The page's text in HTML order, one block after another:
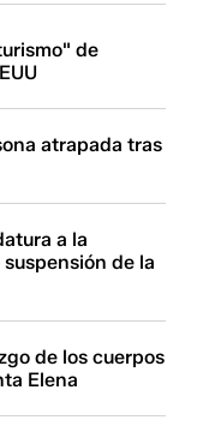
de
atrapada tras
a la
de la
de los cuerpos
Elena